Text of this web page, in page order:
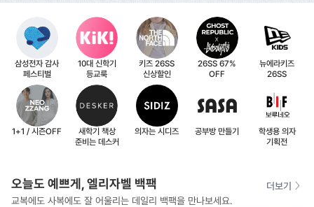
삼성전자 감사
페스티벌
10대 신학기
등교룩
키즈 26SS
신상할인
26SS 67%
OFF
뉴에라키즈
26SS
1+1 / 시즌OFF
새학기 책상
준비는 데스커
의자는 시디즈 공부방 만들기
학생용 의자
기획전
오늘도 예쁘게, 엘리자벨 백팩
더보기
교복에도 사복에도 잘 어울리는 데일리 백팩을 만나보세요.